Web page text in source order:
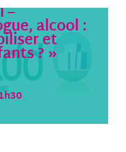
–
alcool :
et
? »